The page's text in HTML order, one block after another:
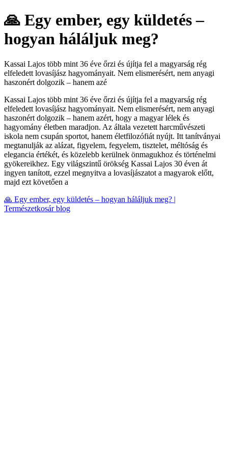
🙏 Egy ember, egy küldetés –
hogyan háláljuk meg?
Kassai Lajos több mint 36 éve őrzi és újítja fel a magyarság rég
elfeledett lovasíjász hagyományait. Nem elismerésért, nem anyagi
haszonért dolgozik – hanem azé
Kassai Lajos több mint 36 éve őrzi és újítja fel a magyarság rég
elfeledett lovasíjász hagyományait. Nem elismerésért, nem anyagi
haszonért dolgozik – hanem azért, hogy a magyar lélek és
hagyomány életben maradjon. Az általa vezetett harcművészeti
iskola nem csupán sportot, hanem életfilozófiát nyújt. Itt tanítványai
megtanulják az alázat, figyelem, fegyelem, tisztelet, méltóság és
elegancia értékét, és közelebb kerülnek önmagukhoz és történelmi
gyökereikhez. Egy világszintű örökség Kassai Lajos 30 éven át
ingyen tanított, ezzel megnyitva a lovasíjászatot a magyarok előtt,
majd ezt követően a
🙏 Egy ember, egy küldetés – hogyan háláljuk meg? |
Természetkosár blog